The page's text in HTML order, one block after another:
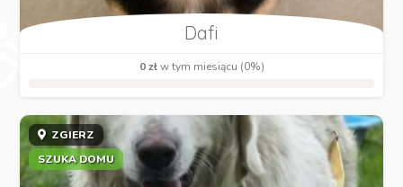
Dafi
0 złw tym miesiącu (0%)
ZGIERZ
SZUKA DOMU